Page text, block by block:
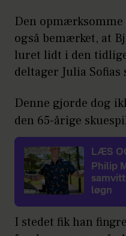
Den opmærksomme
også bemærket, at
luret lidt i den
deltager Julia Sofias
Denne gjorde dog
den 65-årige
LÆS
Philip
løgn
I stedet fik han